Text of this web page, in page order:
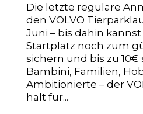
Die letzte reguläre
den VOLVO
Juni – bis dahin
Startplatz noch zum
sichern und bis zu 10€
Bambini, Familien,
Ambitionierte – der
hält für...